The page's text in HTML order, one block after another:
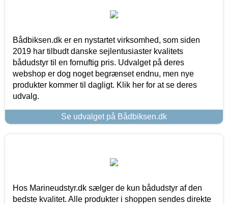
Bådbiksen.dk er en nystartet virksomhed, som siden
2019 har tilbudt danske sejlentusiaster kvalitets
bådudstyr til en fornuftig pris. Udvalget på deres
webshop er dog noget begrænset endnu, men nye
produkter kommer til dagligt. Klik her for at se deres
udvalg.
Se udvalget på Bådbiksen.dk
Hos Marineudstyr.dk sælger de kun bådudstyr af den
bedste kvalitet. Alle produkter i shoppen sendes direkte